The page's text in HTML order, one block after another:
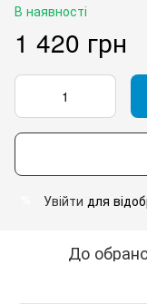
В наявності
1 420 грн
Увійти для
До